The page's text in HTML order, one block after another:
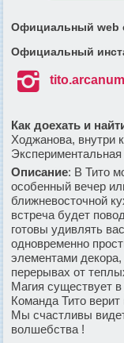
Официальный web
Официальный
 tito.arcanum
Как доехать и
Ходжанова, внутри
Экспериментальная
Описание: В Тито
особенный вечер
ближневосточной
встреча будет
готовы удивлять
одновременно
элементами
перерывах от
Магия существует
Команда Тито
Мы счастливы
волшебства !